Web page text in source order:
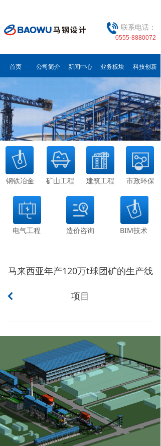
联系电话：
0555-8880072
首页 公司简介 新闻中心 业务板块 科技创新
钢铁冶金 矿山工程 建筑工程 市政环保
电气工程 造价咨询 BIM技术
马来西亚年产120万t球团矿的生产线
项目
낒